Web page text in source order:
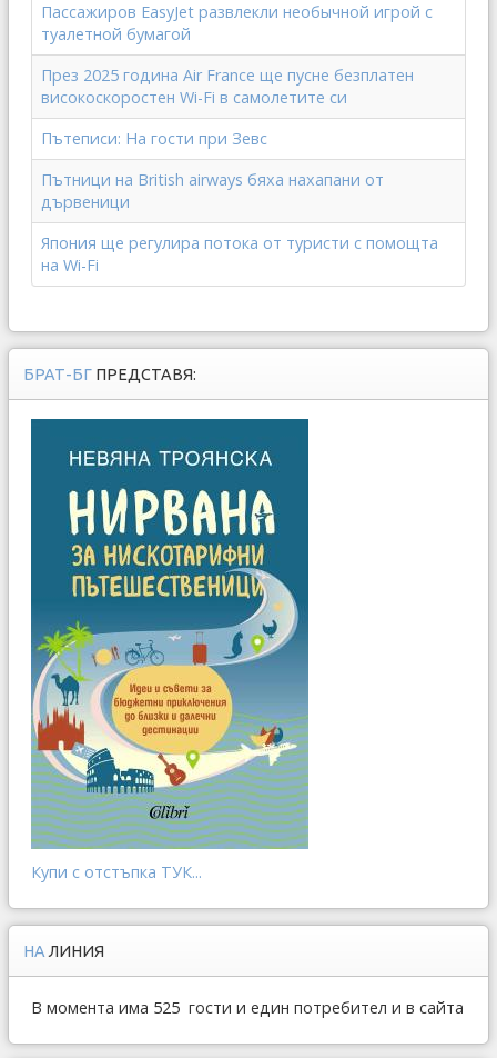
Пассажиров EasyJet развлекли необычной игрой с
туалетной бумагой
През 2025 година Air France ще пусне безплатен
високоскоростен Wi-Fi в самолетите си
Пътеписи: На гости при Зевс
Пътници на British airways бяха нахапани от
дървеници
Япония ще регулира потока от туристи с помощта
на Wi-Fi
БРАТ-БГ ПРЕДСТАВЯ:
Купи с отстъпка ТУК...
НА ЛИНИЯ
В момента има 525 гости и един потребител и в сайта